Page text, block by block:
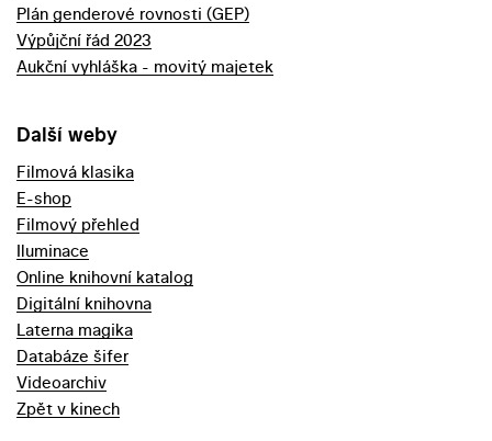
Plán genderové rovnosti (GEP)
Výpůjční řád 2023
Aukční vyhláška - movitý majetek
Další weby
Filmová klasika
E-shop
Filmový přehled
Iluminace
Online knihovní katalog
Digitální knihovna
Laterna magika
Databáze šifer
Videoarchiv
Zpět v kinech